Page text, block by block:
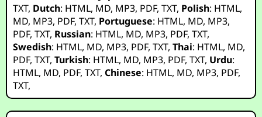
TXT, Dutch: HTML, MD, MP3, PDF,TXT, Polish: HTML,
MD, MP3, PDF,TXT, Portuguese: HTML, MD, MP3,
PDF,TXT, Russian: HTML, MD, MP3, PDF,TXT,
Swedish: HTML, MD, MP3, PDF,TXT,Thai: HTML, MD,
PDF,TXT,Turkish: HTML, MD, MP3, PDF,TXT, Urdu:
HTML, MD, PDF,TXT,Chinese: HTML, MD, MP3, PDF,
TXT,